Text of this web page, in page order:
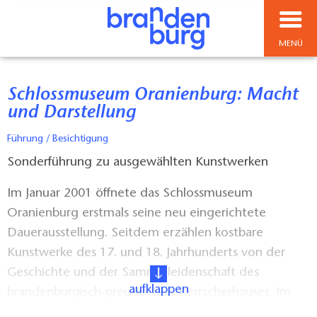
MENÜ
Schlossmuseum Oranienburg: Macht
und Darstellung
Führung / Besichtigung
Sonderführung zu ausgewählten Kunstwerken
Im Januar 2001 öffnete das Schlossmuseum
Oranienburg erstmals seine neu eingerichtete
Dauerausstellung. Seitdem erzählen kostbare
Kunstwerke des 17. und 18. Jahrhunderts von der
Geschichte und der Sammelleidenschaft des
brandenburgisch-preußischen Herrscherhauses. Im
aufklappen